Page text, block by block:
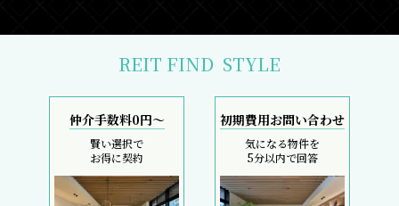
REIT FIND STYLE
仲介手数料0円～
賢い選択で
お得に契約
初期費用お問い合わせ
気になる物件を
5分以内で回答